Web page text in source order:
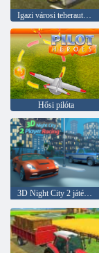
Igazi városi teherautó szimulátor
Hősi pilóta
3D Night City 2 játékos versenyzés